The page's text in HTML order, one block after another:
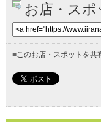
お店・ス
■このお店・スポットを共